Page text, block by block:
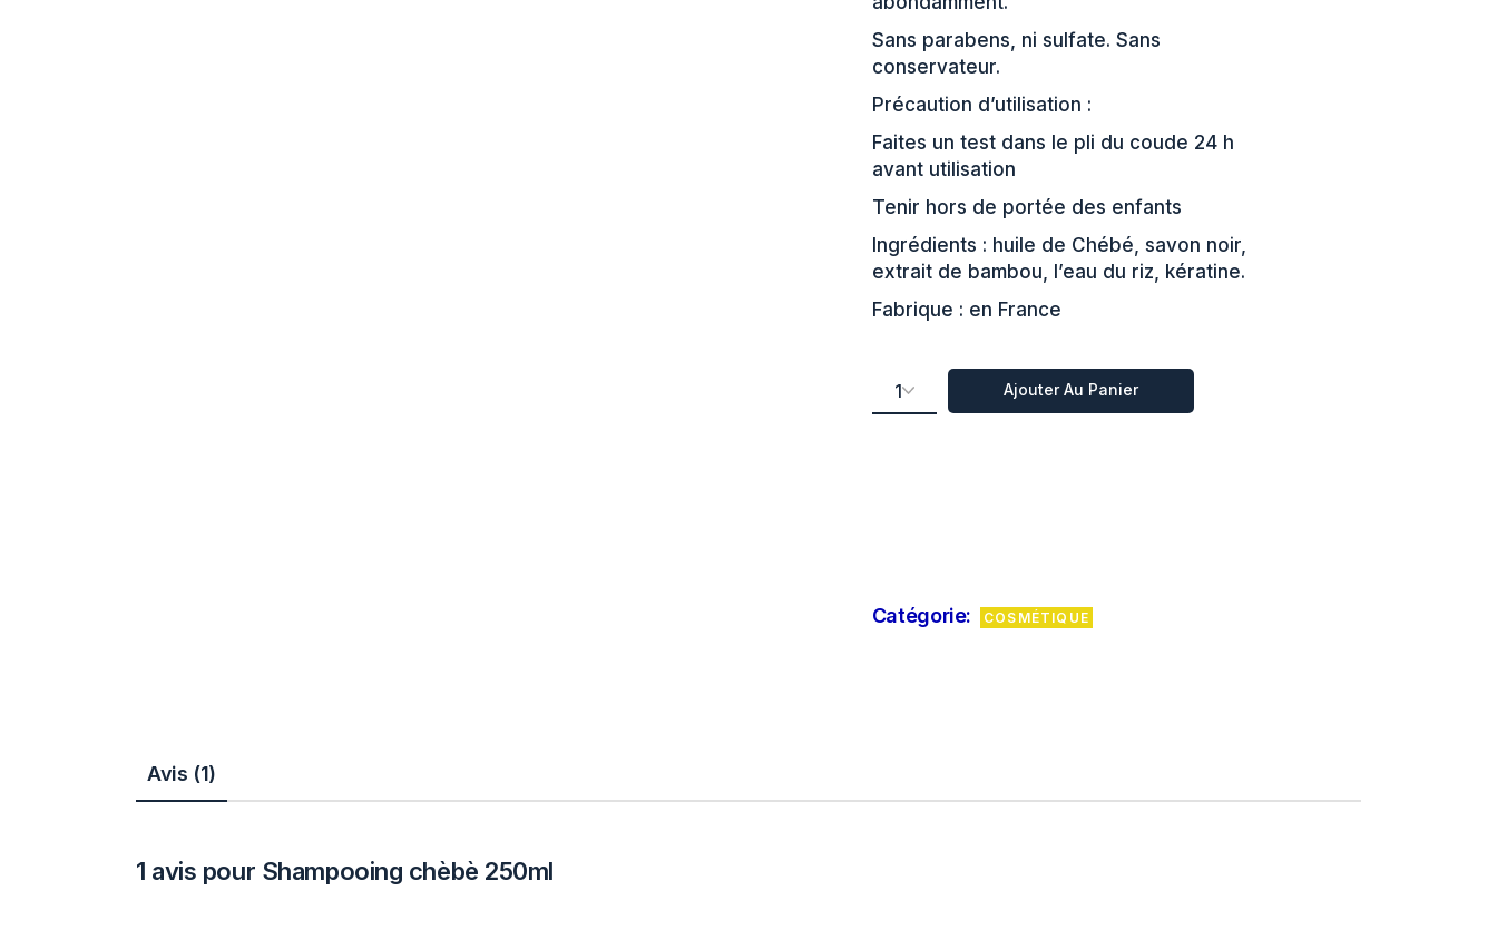
Sans parabens, ni sulfate. Sans
conservateur.
Précaution d’utilisation :
Faites un test dans le pli du coude 24 h
avant utilisation
Tenir hors de portée des enfants
Ingrédients : huile de Chébé, savon noir,
extrait de bambou, l’eau du riz, kératine.
Fabrique : en France
Shampooing chèbè 250ml quantité
Ajouter Au Panier
Catégorie: COSMÉTIQUE
Avis (1)
1 avis pour Shampooing chèbè 250ml